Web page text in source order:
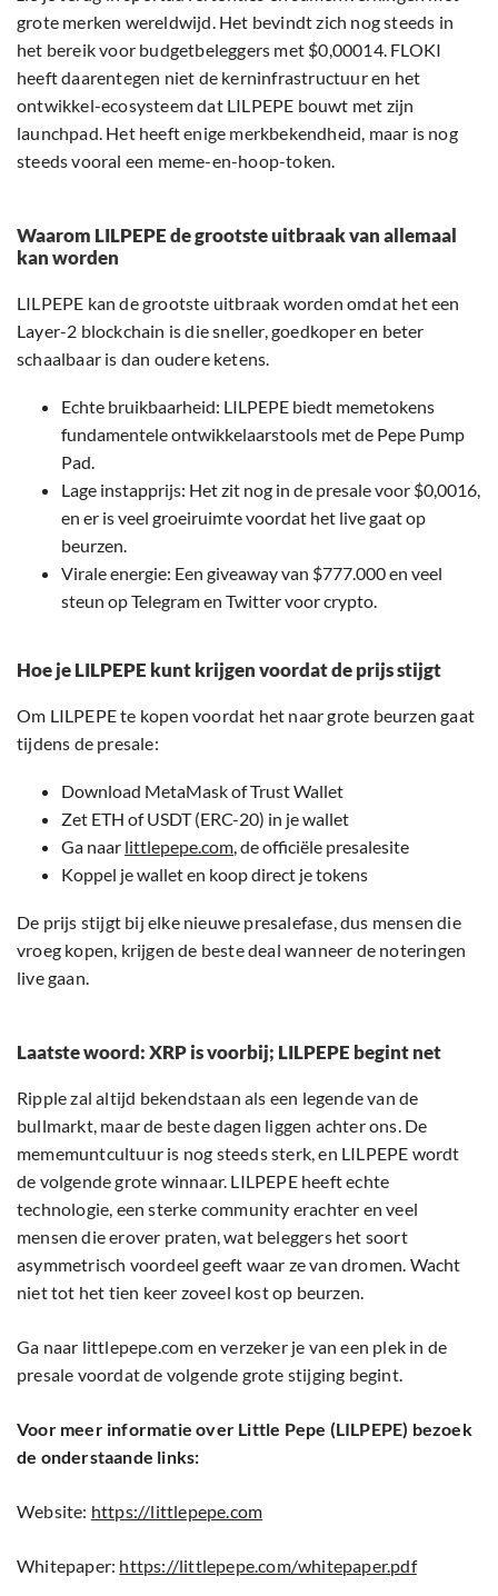
grote merken wereldwijd. Het bevindt zich nog steeds in
het bereik voor budgetbeleggers met $0,00014. FLOKI
heeft daarentegen niet de kerninfrastructuur en het
ontwikkel-ecosysteem dat LILPEPE bouwt met zijn
launchpad. Het heeft enige merkbekendheid, maar is nog
steeds vooral een meme-en-hoop-token.
Waarom LILPEPE de grootste uitbraak van allemaal
kan worden
LILPEPE kan de grootste uitbraak worden omdat het een
Layer-2 blockchain is die sneller, goedkoper en beter
schaalbaar is dan oudere ketens.
Echte bruikbaarheid: LILPEPE biedt memetokens
fundamentele ontwikkelaarstools met de Pepe Pump
Pad.
Lage instapprijs: Het zit nog in de presale voor $0,0016,
en er is veel groeiruimte voordat het live gaat op
beurzen.
Virale energie: Een giveaway van $777.000 en veel
steun op Telegram en Twitter voor crypto.
Hoe je LILPEPE kunt krijgen voordat de prijs stijgt
Om LILPEPE te kopen voordat het naar grote beurzen gaat
tijdens de presale:
Download MetaMask of Trust Wallet
Zet ETH of USDT (ERC-20) in je wallet
Ga naar littlepepe.com, de officiële presalesite
Koppel je wallet en koop direct je tokens
De prijs stijgt bij elke nieuwe presalefase, dus mensen die
vroeg kopen, krijgen de beste deal wanneer de noteringen
live gaan.
Laatste woord: XRP is voorbij; LILPEPE begint net
Ripple zal altijd bekendstaan als een legende van de
bullmarkt, maar de beste dagen liggen achter ons. De
mememuntcultuur is nog steeds sterk, en LILPEPE wordt
de volgende grote winnaar. LILPEPE heeft echte
technologie, een sterke community erachter en veel
mensen die erover praten, wat beleggers het soort
asymmetrisch voordeel geeft waar ze van dromen. Wacht
niet tot het tien keer zoveel kost op beurzen.
Ga naar littlepepe.com en verzeker je van een plek in de
presale voordat de volgende grote stijging begint.
Voor meer informatie over Little Pepe (LILPEPE) bezoek
de onderstaande links:
Website: https://littlepepe.com
Whitepaper: https://littlepepe.com/whitepaper.pdf